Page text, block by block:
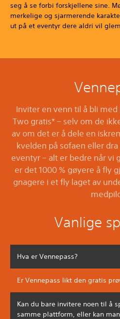
seg å se forbi forskjellene sine.
merkelige og sjarmerende
ut på et eventyr dere aldri vil
Inviter en venn til å bli
Two gratis* – selv om de
av om det er å dele en
kvelden på sofaen eller
eventyr – alt er bedre når vi
er det 1000 % gøyere å fly
gnagere i et fly laget av
Vanlige
Hva er Vennepass?
Er Vennepass likt den gratis
Kan du bare invitere noen til å
samme plattform, eller kan